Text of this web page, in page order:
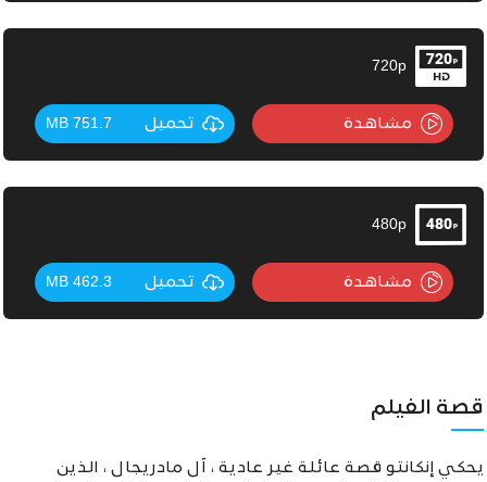
720p
مشاهدة تحميل 751.7 MB
480p
مشاهدة تحميل 462.3 MB
قصة الفيلم
يحكي إنكانتو قصة عائلة غير عادية ، آل مادريجال ، الذين